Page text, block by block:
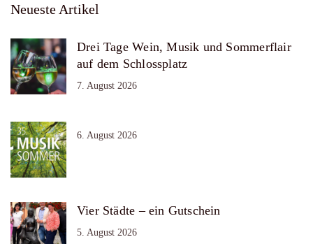
Neueste Artikel
Drei Tage Wein, Musik und Sommerflair
auf dem Schlossplatz
7. August 2026
6. August 2026
Vier Städte – ein Gutschein
5. August 2026